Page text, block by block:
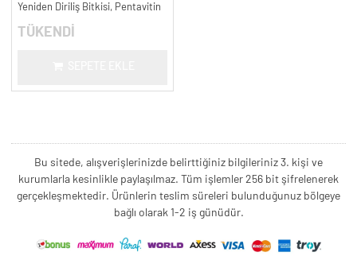
Yeniden Diriliş Bitkisi, Pentavitin
TÜKENDİ
Bu sitede, alışverişlerinizde belirttiğiniz bilgileriniz 3. kişi ve
kurumlarla kesinlikle paylaşılmaz. Tüm işlemler 256 bit şifrelenerek
gerçekleşmektedir. Ürünlerin teslim süreleri bulunduğunuz bölgeye
bağlı olarak 1-2 iş günüdür.